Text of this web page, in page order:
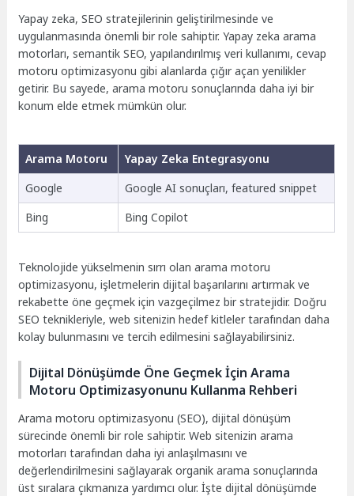
Yapay zeka, SEO stratejilerinin geliştirilmesinde ve
uygulanmasında önemli bir role sahiptir. Yapay zeka arama
motorları, semantik SEO, yapılandırılmış veri kullanımı, cevap
motoru optimizasyonu gibi alanlarda çığır açan yenilikler
getirir. Bu sayede, arama motoru sonuçlarında daha iyi bir
konum elde etmek mümkün olur.
Arama Motoru
Yapay Zeka Entegrasyonu
Google
Google AI sonuçları, featured snippet
Bing
Bing Copilot
Teknolojide yükselmenin sırrı olan arama motoru
optimizasyonu, işletmelerin dijital başarılarını artırmak ve
rekabette öne geçmek için vazgeçilmez bir stratejidir. Doğru
SEO teknikleriyle, web sitenizin hedef kitleler tarafından daha
kolay bulunmasını ve tercih edilmesini sağlayabilirsiniz.
Dijital Dönüşümde Öne Geçmek İçin Arama
Motoru Optimizasyonunu Kullanma Rehberi
Arama motoru optimizasyonu (SEO), dijital dönüşüm
sürecinde önemli bir role sahiptir. Web sitenizin arama
motorları tarafından daha iyi anlaşılmasını ve
değerlendirilmesini sağlayarak organik arama sonuçlarında
üst sıralara çıkmanıza yardımcı olur. İşte dijital dönüşümde